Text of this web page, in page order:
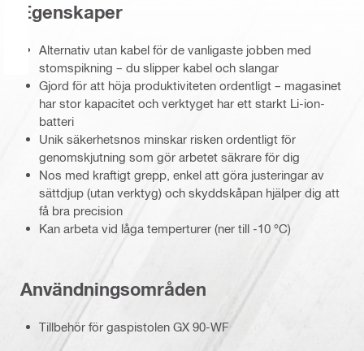
Egenskaper
Alternativ utan kabel för de vanligaste jobben med
stomspikning – du slipper kabel och slangar
Gjord för att höja produktiviteten ordentligt – magasinet
har stor kapacitet och verktyget har ett starkt Li-ion-
batteri
Unik säkerhetsnos minskar risken ordentligt för
genomskjutning som gör arbetet säkrare för dig
Nos med kraftigt grepp, enkel att göra justeringar av
sättdjup (utan verktyg) och skyddskåpan hjälper dig att
få bra precision
Kan arbeta vid låga temperturer (ner till -10 °C)
Användningsområden
Tillbehör för gaspistolen GX 90-WF